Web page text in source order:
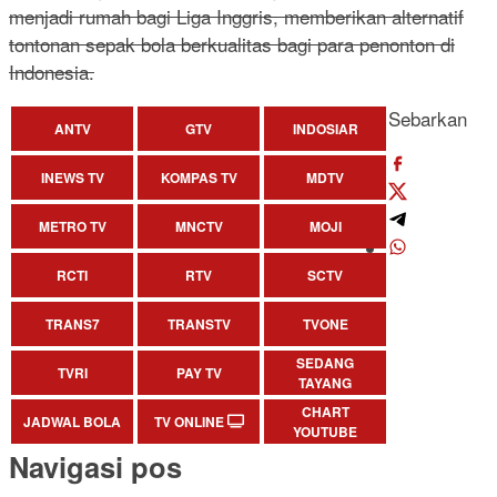
menjadi rumah bagi Liga Inggris, memberikan alternatif
tontonan sepak bola berkualitas bagi para penonton di
Indonesia.
ANTV GTV INDOSIAR
INEWS TV KOMPAS TV MDTV
METRO TV MNCTV MOJI
RCTI RTV SCTV
TRANS7 TRANSTV TVONE
TVRI PAY TV
SEDANG
TAYANG
JADWAL BOLA
TV ONLINE
CHART
YOUTUBE
Sebarkan
Navigasi pos